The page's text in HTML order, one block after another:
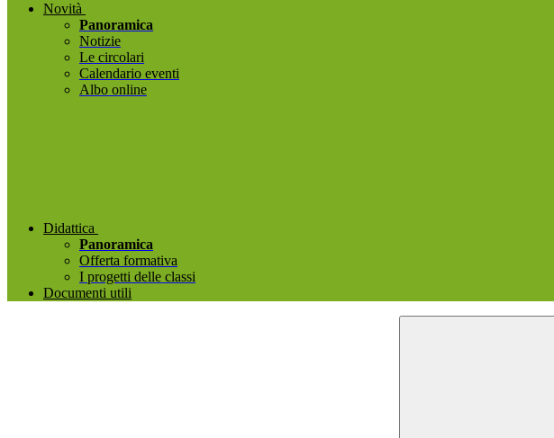
Novità
Panoramica
Notizie
Le circolari
Calendario eventi
Albo online
Didattica
Panoramica
Offerta formativa
I progetti delle classi
Documenti utili